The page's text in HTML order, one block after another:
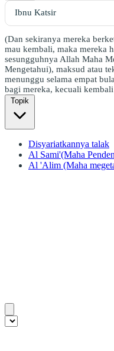
(Dan sekiranya mereka
mau kembali, maka mereka
sesungguhnya Allah Maha
Mengetahui), maksud atau
menunggu selama empat
bagi mereka, kecuali
Topik
Disyariatkannya talak
Al Sami'(Maha
Al 'Alim (Maha